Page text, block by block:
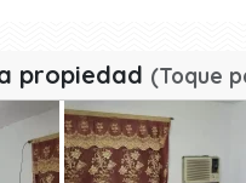
propiedad (Toque